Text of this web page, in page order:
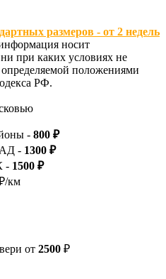
размеров - от 2 недель
носит
при каких условиях не
положениями
РФ.
- 800 ₽
- 1300 ₽
- 1500 ₽
км
от 2500 ₽